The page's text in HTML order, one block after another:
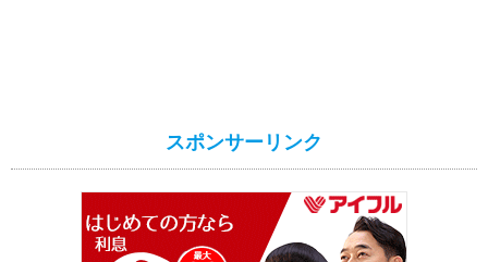
スポンサーリンク